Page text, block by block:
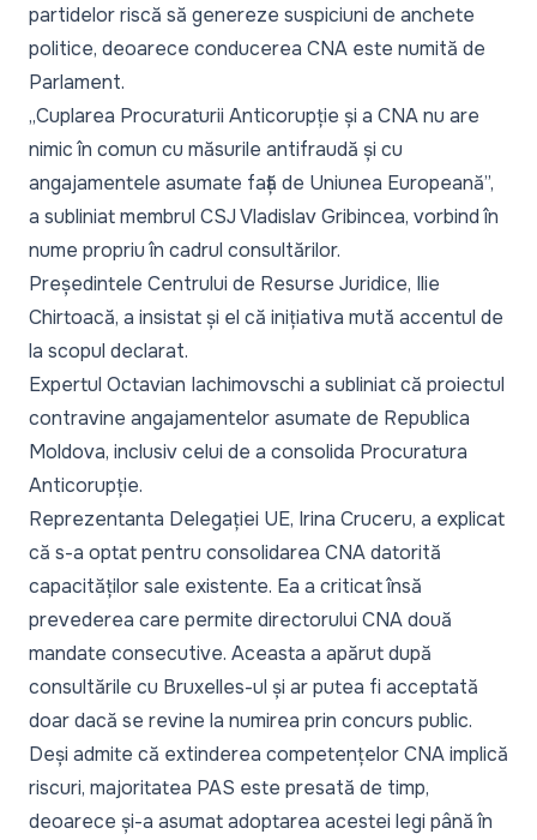
partidelor riscă să genereze suspiciuni de anchete
politice, deoarece conducerea CNA este numită de
Parlament.
„Cuplarea Procuraturii Anticorupție și a CNA nu are
nimic în comun cu măsurile antifraudă și cu
angajamentele asumate față de Uniunea Europeană”,
a subliniat membrul CSJ Vladislav Gribincea, vorbind în
nume propriu în cadrul consultărilor.
Președintele Centrului de Resurse Juridice, Ilie
Chirtoacă, a insistat și el că inițiativa mută accentul de
la scopul declarat.
Expertul Octavian Iachimovschi a subliniat că proiectul
contravine angajamentelor asumate de Republica
Moldova, inclusiv celui de a consolida Procuratura
Anticorupție.
Reprezentanta Delegației UE, Irina Cruceru, a explicat
că s-a optat pentru consolidarea CNA datorită
capacităților sale existente. Ea a criticat însă
prevederea care permite directorului CNA două
mandate consecutive. Aceasta a apărut după
consultările cu Bruxelles-ul și ar putea fi acceptată
doar dacă se revine la numirea prin concurs public.
Deși admite că extinderea competențelor CNA implică
riscuri, majoritatea PAS este presată de timp,
deoarece și-a asumat adoptarea acestei legi până în